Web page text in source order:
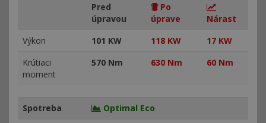
Pred
úpravou
Po
úprave
Nárast
Výkon
101 KW 118 KW
17 KW
Krútiaci
moment
570 Nm 630 Nm 60 Nm
Spotreba
Optimal Eco